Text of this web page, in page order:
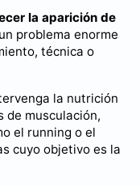
la aparición de
problema enorme
técnica o
la nutrición
de musculación,
el running o el
cuyo objetivo es la